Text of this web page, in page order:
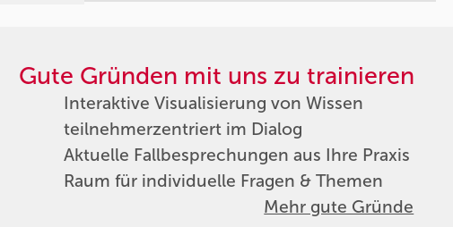
Gute Gründen mit uns zu trainieren
Interaktive Visualisierung von Wissen
teilnehmerzentriert im Dialog
Aktuelle Fallbesprechungen aus Ihre Praxis
Raum für individuelle Fragen & Themen
Mehr gute Gründe